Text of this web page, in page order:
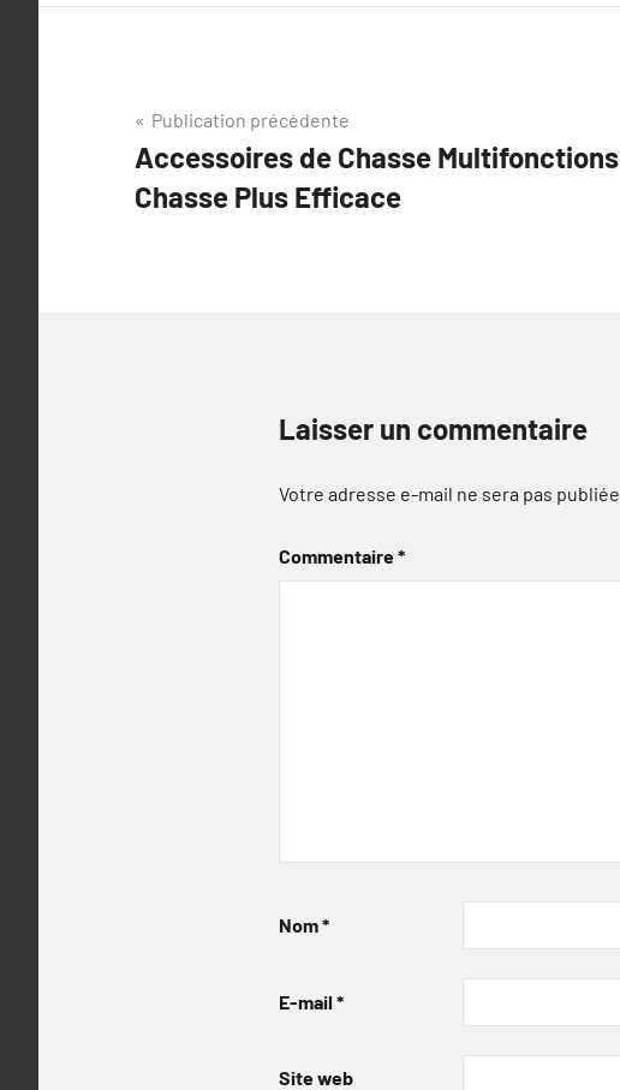
Navigation
de
l’article
Publication précédente
Accessoires de Chasse
Chasse Plus Efficace
Laisser un commentaire
Votre adresse e-mail ne sera pas publiée.
Commentaire*
Nom*
E-mail *
Site web